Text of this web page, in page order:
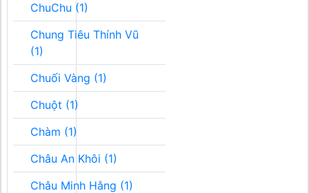
ChuChu (1)
Chung Tiêu Thính Vũ
(1)
Chuối Vàng (1)
Chuột (1)
Chàm (1)
Châu An Khôi (1)
Châu Minh Hằng (1)